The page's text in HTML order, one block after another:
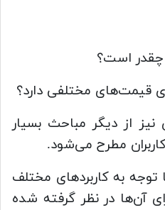
چقدر است؟
قیمت‌های مختلفی دارد؟
از دیگر مباحث بسیار
مطرح می‌شود.
توجه به کاربردهای مختلف
آن‌ها در نظر گرفته شده